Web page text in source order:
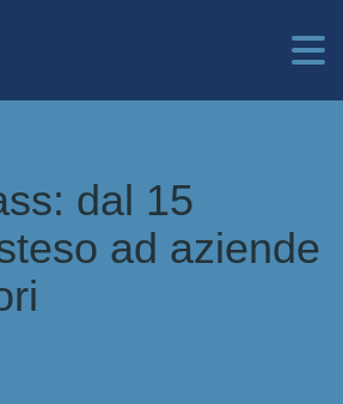
dal 15
ad aziende